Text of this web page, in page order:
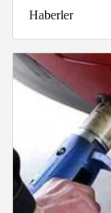
Haberler